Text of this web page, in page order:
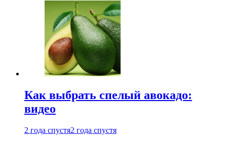
Как выбрать спелый авокадо:
видео
2 года спустя2 года спустя